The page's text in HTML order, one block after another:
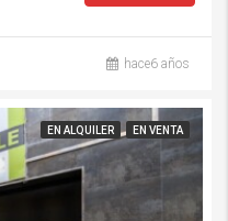
hace6 años
EN ALQUILER EN VENTA